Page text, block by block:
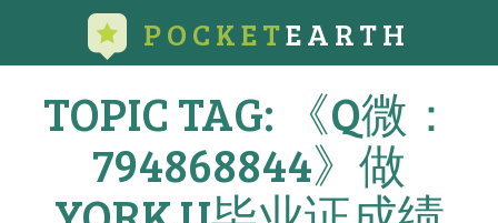
POCKETEARTH
TOPIC TAG: 《Q微：
794868844》做